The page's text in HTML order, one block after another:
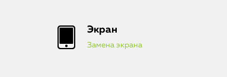
Экран
Замена экрана